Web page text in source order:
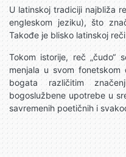
U latinskoj tradiciji najbliža
engleskom jeziku), što
Takođe je blisko latinskoj reči
Tokom istorije, reč „čudo“
menjala u svom
bogata različitim
bogoslužbene upotrebe u
savremenih poetičnih i